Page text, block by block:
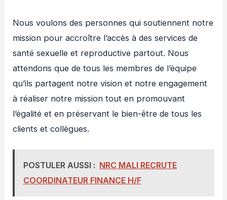
Nous voulons des personnes qui soutiennent notre
mission pour accroître l’accès à des services de
santé sexuelle et reproductive partout. Nous
attendons que de tous les membres de l’équipe
qu’ils partagent notre vision et notre engagement
à réaliser notre mission tout en promouvant
l’égalité et en préservant le bien-être de tous les
clients et collègues.
POSTULER AUSSI : NRC MALI RECRUTE
COORDINATEUR FINANCE H/F